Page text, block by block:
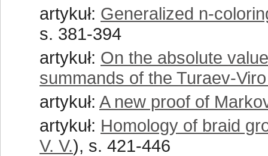
artykuł: Generalized n-
s. 381-394
artykuł: On the absolute
summands of the Turaev-
artykuł: A new proof of
artykuł: Homology of braid
V. V.), s. 421-446